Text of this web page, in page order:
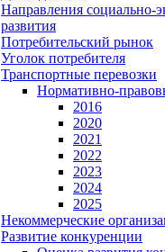
Направления социально-
развития
Потребительский рынок
Уголок потребителя
Транспортные перевозки
Нормативно-
2016
2020
2021
2022
2023
2024
2025
Некоммерческие
Развитие конкуренции